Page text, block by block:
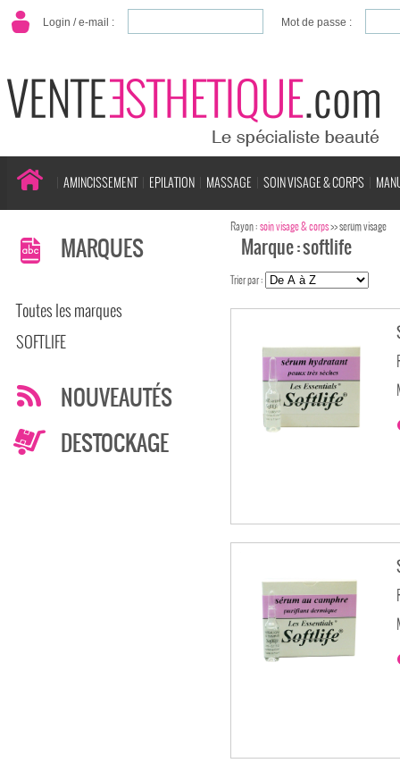
Login / e-mail : Mot de passe :
AMINCISSEMENT EPILATION MASSAGE SOIN VISAGE & CORPS
MARQUES
Toutes les marques
SOFTLIFE
NOUVEAUTÉS
DESTOCKAGE
Rayon :soin visage & corps>> serum visage
Marque : softlife
Trier par :